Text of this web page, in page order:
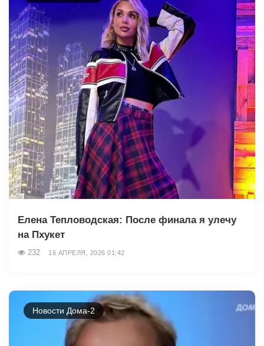
Елена Тепловодская: После финала я улечу
на Пхукет
232 16 АПРЕЛЯ, 2026 01:42
Новости Дома-2